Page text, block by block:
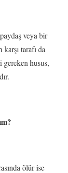
veya bir
karşı tarafı da
husus,
ölür ise